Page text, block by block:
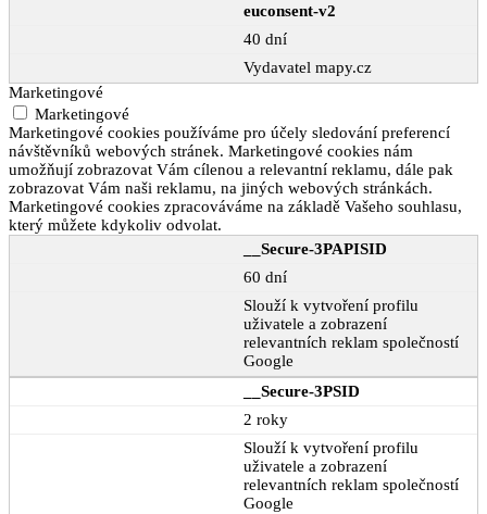
euconsent-v2
40 dní
Vydavatel mapy.cz
Marketingové
Marketingové
Marketingové cookies používáme pro účely sledování preferencí
návštěvníků webových stránek. Marketingové cookies nám
umožňují zobrazovat Vám cílenou a relevantní reklamu, dále pak
zobrazovat Vám naši reklamu, na jiných webových stránkách.
Marketingové cookies zpracováváme na základě Vašeho souhlasu,
který můžete kdykoliv odvolat.
__Secure-3PAPISID
60 dní
Slouží k vytvoření profilu
uživatele a zobrazení
relevantních reklam společností
Google
__Secure-3PSID
2 roky
Slouží k vytvoření profilu
uživatele a zobrazení
relevantních reklam společností
Google